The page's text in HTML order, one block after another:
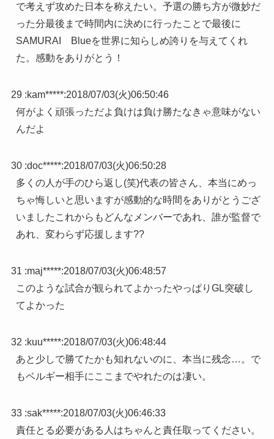
で考えず攻めた日本を称えたい。予選の勝ち方が微妙だ
った分最後まで時間内に決めに行ったことで最後に
SAMURAI Blueを世界に知らしめ誇りを与えてくれ
た。感動をありがとう！
29 :kam*****:2018/07/03(火)06:50:46
何がよく頑張っただよ負けは負け勝たなきゃ意味がない
んだよ
30 :doc*****:2018/07/03(火)06:50:28
多くの人が手のひら返し(笑)代表の皆さん、本当にめっ
ちゃ悔しいと思いますが感動的な時間をありがとうござ
いましたこれからもどんなメンバーであれ、誰が監督で
あれ、変わらず応援します??
31 :maj*****:2018/07/03(火)06:48:57
このような試合が観られてよかったやっぱりGL突破し
てよかった
32 :kuu*****:2018/07/03(火)06:48:44
あと少しで勝てたかも知れないのに、本当に残念…。で
もベルギー相手にここまでやれたのは凄い。
33 :sak*****:2018/07/03(火)06:46:33
責任とる必要がある人はちゃんと責任取ってください。